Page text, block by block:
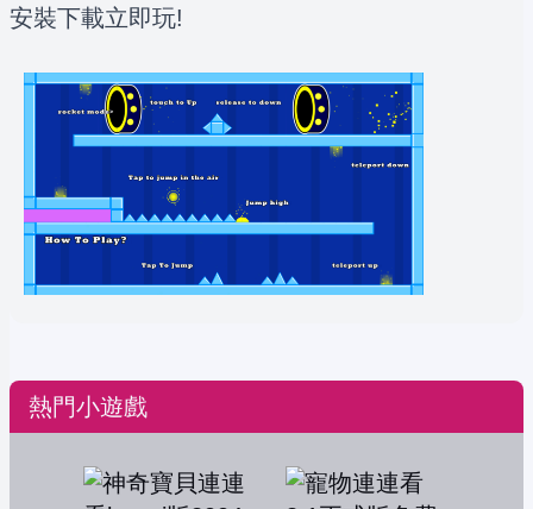
安裝下載立即玩!
熱門小遊戲